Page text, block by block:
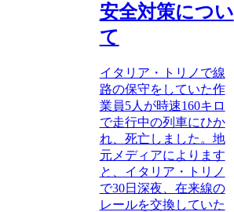
安全対策につい
て
イタリア・トリノで線
路の保守をしていた作
業員5人が時速160キロ
で走行中の列車にひか
れ、死亡しました。地
元メディアによります
と、イタリア・トリノ
で30日深夜、在来線の
レールを交換していた